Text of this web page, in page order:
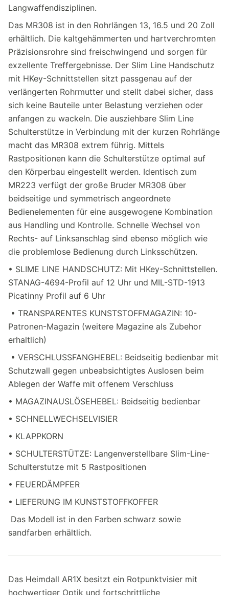
Langwaffendisziplinen.
Das MR308 ist in den Rohrlängen 13, 16.5 und 20 Zoll
erhältlich. Die kaltgehämmerten und hartverchromten
Präzisionsrohre sind freischwingend und sorgen für
exzellente Treffergebnisse. Der Slim Line Handschutz
mit HKey-Schnittstellen sitzt passgenau auf der
verlängerten Rohrmutter und stellt dabei sicher, dass
sich keine Bauteile unter Belastung verziehen oder
anfangen zu wackeln. Die ausziehbare Slim Line
Schulterstütze in Verbindung mit der kurzen Rohrlänge
macht das MR308 extrem führig. Mittels
Rastpositionen kann die Schulterstütze optimal auf
den Körperbau eingestellt werden. Identisch zum
MR223 verfügt der große Bruder MR308 über
beidseitige und symmetrisch angeordnete
Bedienelementen für eine ausgewogene Kombination
aus Handling und Kontrolle. Schnelle Wechsel von
Rechts- auf Linksanschlag sind ebenso möglich wie
die problemlose Bedienung durch Linksschützen.
• SLIME LINE HANDSCHUTZ: Mit HKey-Schnittstellen.
STANAG-4694-Profil auf 12 Uhr und MIL-STD-1913
Picatinny Profil auf 6 Uhr
• TRANSPARENTES KUNSTSTOFFMAGAZIN: 10-
Patronen-Magazin (weitere Magazine als Zubehor
erhaltlich)
• VERSCHLUSSFANGHEBEL: Beidseitig bedienbar mit
Schutzwall gegen unbeabsichtigtes Auslosen beim
Ablegen der Waffe mit offenem Verschluss
• MAGAZINAUSLÖSEHEBEL: Beidseitig bedienbar
• SCHNELLWECHSELVISIER
• KLAPPKORN
• SCHULTERSTÜTZE: Langenverstellbare Slim-Line-
Schulterstutze mit 5 Rastpositionen
• FEUERDÄMPFER
• LIEFERUNG IM KUNSTSTOFFKOFFER
Das Modell ist in den Farben schwarz sowie
sandfarben erhältlich.
Das Heimdall AR1X besitzt ein Rotpunktvisier mit
hochwertiger Optik und fortschrittliche